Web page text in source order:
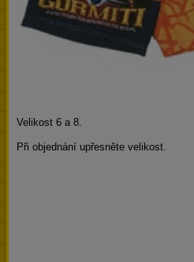
Velikost 6 a 8.
Při objednání upřesněte velikost.